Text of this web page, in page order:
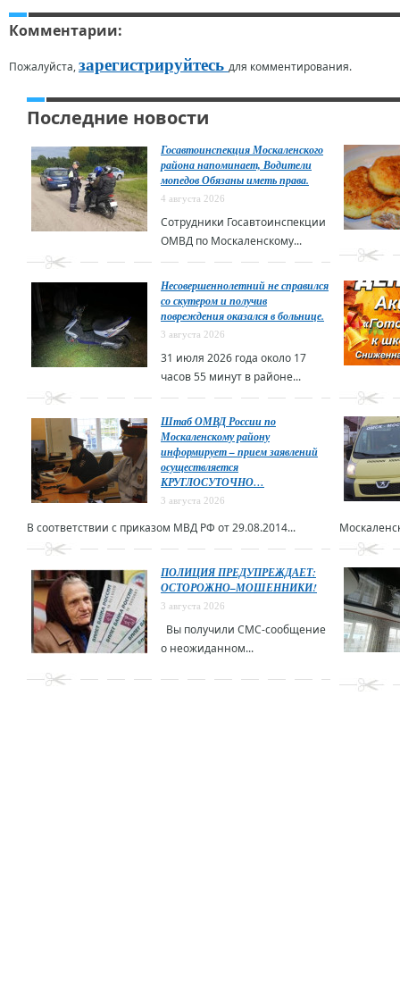
Комментарии:
Пожалуйста,зарегистрируйтесь для комментирования.
Последние новости
Госавтоинспекция Москаленского
района напоминает, Водители
мопедов Обязаны иметь права.
4 августа 2026
Сотрудники Госавтоинспекции
ОМВД по Москаленскому...
Несовершеннолетний не справился
со скутером и получив
повреждения оказался в больнице.
3 августа 2026
31 июля 2026 года около 17
часов 55 минут в районе...
Штаб ОМВД России по
Москаленскому району
информирует – прием заявлений
осуществляется
КРУГЛОСУТОЧНО…
3 августа 2026
В соответствии с приказом МВД РФ от 29.08.2014...
ПОЛИЦИЯ ПРЕДУПРЕЖДАЕТ:
ОСТОРОЖНО–МОШЕННИКИ!
3 августа 2026
Вы получили СМС-сообщение
о неожиданном...